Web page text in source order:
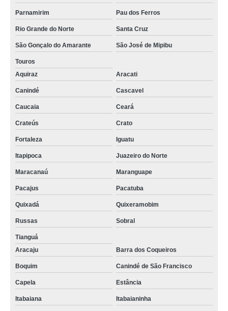
Parnamirim Pau dos Ferros
Rio Grande do Norte Santa Cruz
São Gonçalo do Amarante São José de Mipibu
Touros
Aquiraz
Aracati
Canindé Cascavel
Caucaia Ceará
Crateús Crato
Fortaleza Iguatu
Itapipoca Juazeiro do Norte
Maracanaú Maranguape
Pacajus Pacatuba
Quixadá Quixeramobim
Russas Sobral
Tianguá
Aracaju
Barra dos Coqueiros
Boquim Canindé de São Francisco
Capela Estância
Itabaiana Itabaianinha